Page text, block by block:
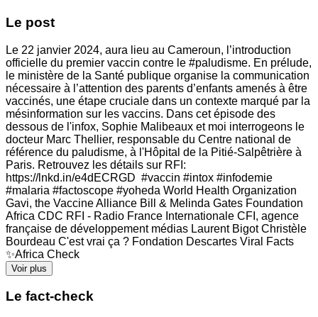
Le post
Le 22 janvier 2024, aura lieu au Cameroun, l’introduction
officielle du premier vaccin contre le #paludisme. En prélude,
le ministère de la Santé publique organise la communication
nécessaire à l’attention des parents d’enfants amenés à être
vaccinés, une étape cruciale dans un contexte marqué par la
mésinformation sur les vaccins. Dans cet épisode des
dessous de l'infox, Sophie Malibeaux et moi interrogeons le
docteur Marc Thellier, responsable du Centre national de
référence du paludisme, à l'Hôpital de la Pitié-Salpêtrière à
Paris. Retrouvez les détails sur RFI:
https://lnkd.in/e4dECRGD #vaccin #intox #infodemie
#malaria #factoscope #yoheda World Health Organization
Gavi, the Vaccine Alliance Bill & Melinda Gates Foundation
Africa CDC RFI - Radio France Internationale CFI, agence
française de développement médias Laurent Bigot Christèle
Bourdeau C'est vrai ça ? Fondation Descartes Viral Facts
✨Africa Check
Voir plus
Le fact-check